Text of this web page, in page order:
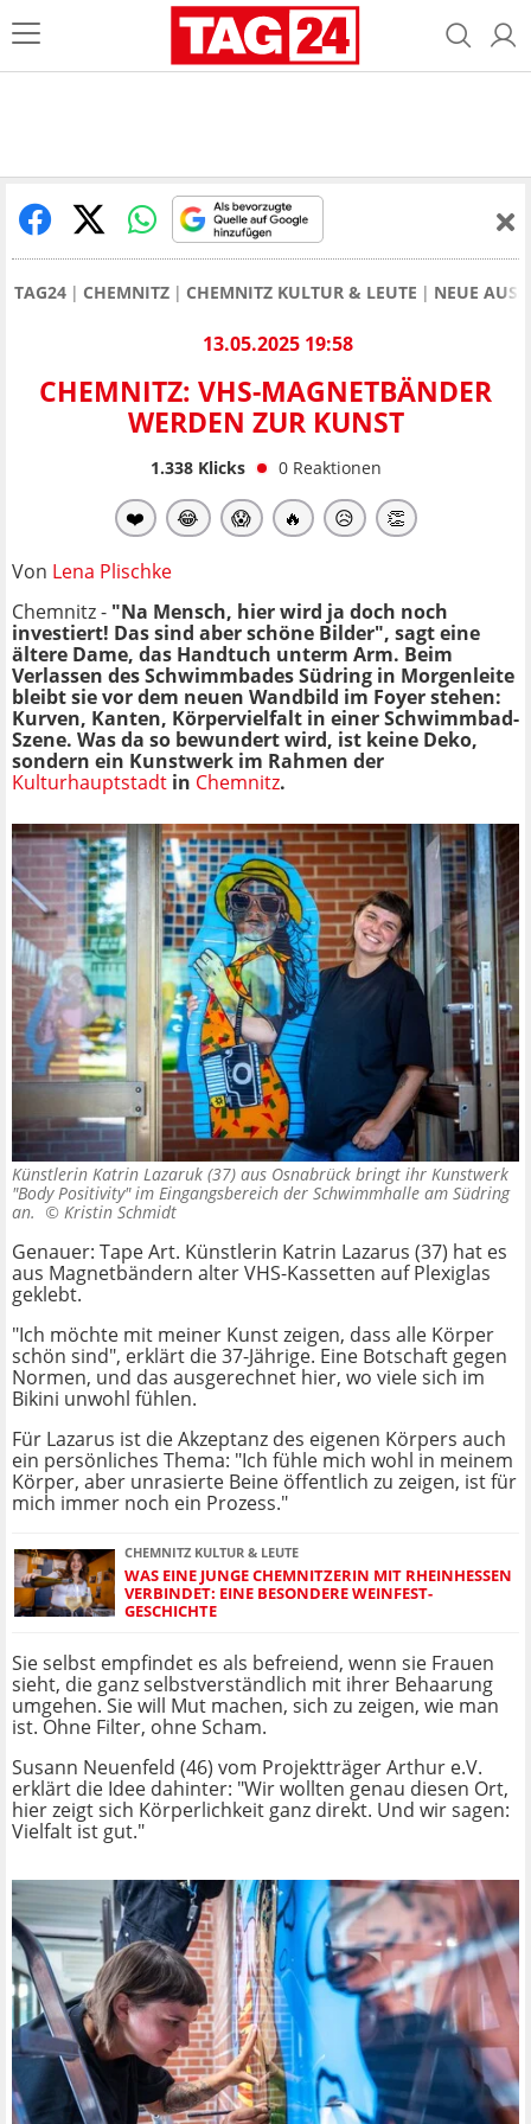
TAG24 CHEMNITZ CHEMNITZ KULTUR & LEUTE NEUE
13.05.2025 19:58
CHEMNITZ: VHS-MAGNETBÄNDER
WERDEN ZUR KUNST
1.338Klicks 0 Reaktionen
❤️ 😂 😱 🔥 😥 👏
Von Lena Plischke
Chemnitz - "Na Mensch, hier wird ja doch noch
investiert! Das sind aber schöne Bilder", sagt eine
ältere Dame, das Handtuch unterm Arm. Beim
Verlassen des Schwimmbades Südring in Morgenleite
bleibt sie vor dem neuen Wandbild im Foyer stehen:
Kurven, Kanten, Körpervielfalt in einer Schwimmbad-
Szene. Was da so bewundert wird, ist keine Deko,
sondern ein Kunstwerk im Rahmen der
Kulturhauptstadt in Chemnitz.
Künstlerin Katrin Lazaruk (37) aus Osnabrück bringt ihr Kunstwerk
"Body Positivity" im Eingangsbereich der Schwimmhalle am Südring
an. © Kristin Schmidt
Genauer: Tape Art. Künstlerin Katrin Lazarus (37) hat es
aus Magnetbändern alter VHS-Kassetten auf Plexiglas
geklebt.
"Ich möchte mit meiner Kunst zeigen, dass alle Körper
schön sind", erklärt die 37-Jährige. Eine Botschaft gegen
Normen, und das ausgerechnet hier, wo viele sich im
Bikini unwohl fühlen.
Für Lazarus ist die Akzeptanz des eigenen Körpers auch
ein persönliches Thema: "Ich fühle mich wohl in meinem
Körper, aber unrasierte Beine öffentlich zu zeigen, ist für
mich immer noch ein Prozess."
CHEMNITZ KULTUR & LEUTE
WAS EINE JUNGE CHEMNITZERIN MIT RHEINHESSEN
VERBINDET: EINE BESONDERE WEINFEST-
GESCHICHTE
Sie selbst empfindet es als befreiend, wenn sie Frauen
sieht, die ganz selbstverständlich mit ihrer Behaarung
umgehen. Sie will Mut machen, sich zu zeigen, wie man
ist. Ohne Filter, ohne Scham.
Susann Neuenfeld (46) vom Projektträger Arthur e.V.
erklärt die Idee dahinter: "Wir wollten genau diesen Ort,
hier zeigt sich Körperlichkeit ganz direkt. Und wir sagen:
Vielfalt ist gut."